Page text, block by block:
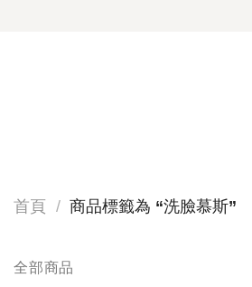
首頁 / 商品標籤為 “洗臉慕斯”
全部商品